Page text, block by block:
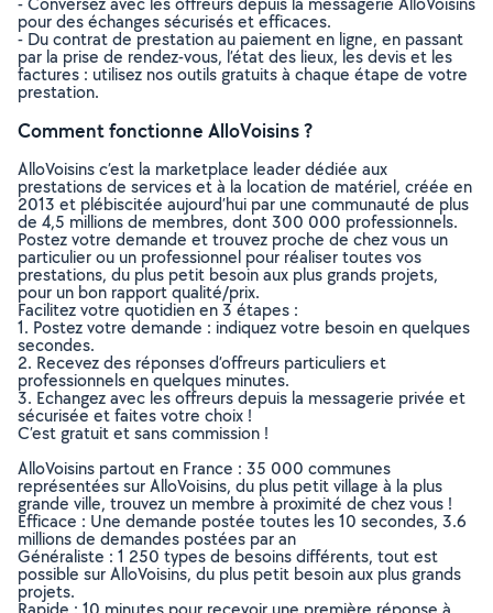
pour des échanges sécurisés et efficaces.
- Du contrat de prestation au paiement en ligne, en passant
par la prise de rendez-vous, l’état des lieux, les devis et les
factures : utilisez nos outils gratuits à chaque étape de votre
prestation.
Comment fonctionne AlloVoisins ?
AlloVoisins c’est la marketplace leader dédiée aux
prestations de services et à la location de matériel, créée en
2013 et plébiscitée aujourd’hui par une communauté de plus
de 4,5 millions de membres, dont 300 000 professionnels.
Postez votre demande et trouvez proche de chez vous un
particulier ou un professionnel pour réaliser toutes vos
prestations, du plus petit besoin aux plus grands projets,
pour un bon rapport qualité/prix.
Facilitez votre quotidien en 3 étapes :
1. Postez votre demande : indiquez votre besoin en quelques
secondes.
2. Recevez des réponses d’offreurs particuliers et
professionnels en quelques minutes.
3. Echangez avec les offreurs depuis la messagerie privée et
sécurisée et faites votre choix !
C’est gratuit et sans commission !
AlloVoisins partout en France : 35 000 communes
représentées sur AlloVoisins, du plus petit village à la plus
grande ville, trouvez un membre à proximité de chez vous !
Efficace : Une demande postée toutes les 10 secondes, 3.6
millions de demandes postées par an
Généraliste : 1 250 types de besoins différents, tout est
possible sur AlloVoisins, du plus petit besoin aux plus grands
projets.